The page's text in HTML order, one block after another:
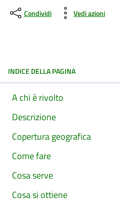
Condividi Vedi azioni
INDICE DELLA PAGINA
A chi è rivolto
Descrizione
Copertura geografica
Come fare
Cosa serve
Cosa si ottiene